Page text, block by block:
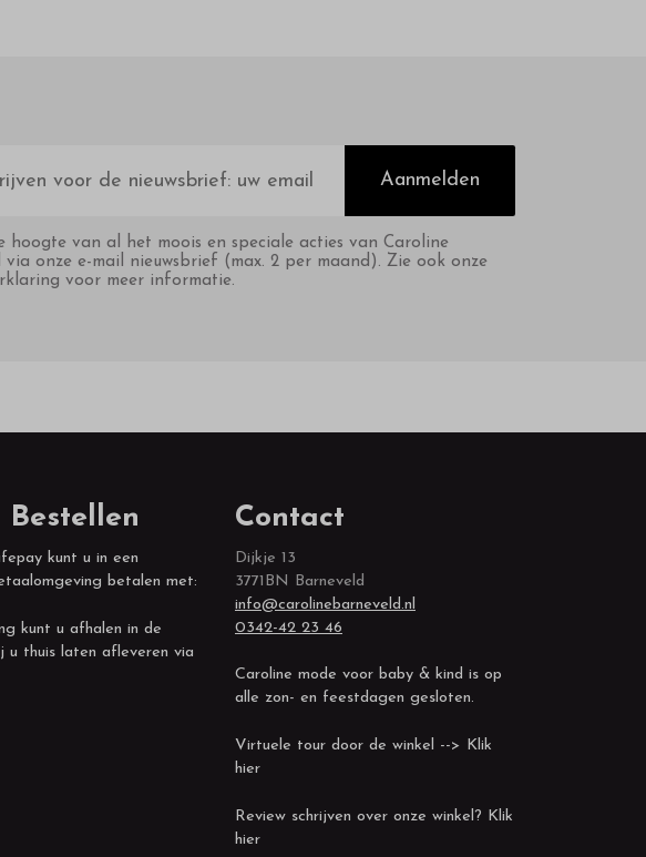
Aanmelden
hoogte van al het moois en speciale acties van Caroline
via onze e-mail nieuwsbrief (max. 2 per maand). Zie ook onze
voor meer informatie.
Bestellen
kunt u in een
betalen met:
kunt u afhalen in de
u thuis laten afleveren via
Contact
Dijkje 13
3771BN Barneveld
info@carolinebarneveld.nl
0342-42 23 46
Caroline mode voor baby & kind is op
alle zon- en feestdagen gesloten.
Virtuele tour door de winkel --> Klik
hier
Review schrijven over onze winkel? Klik
hier